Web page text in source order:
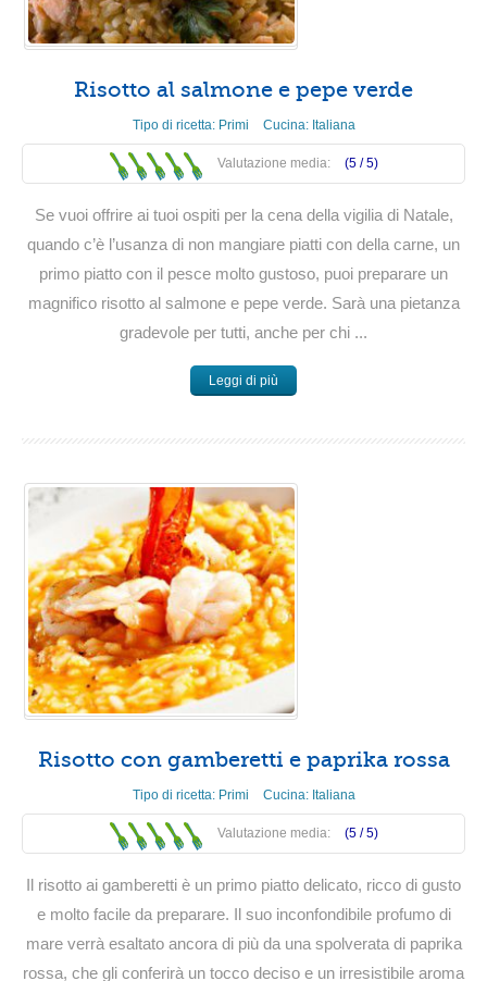
Risotto al salmone e pepe verde
Tipo di ricetta: Primi Cucina: Italiana
Valutazione media: (5 /5)
Se vuoi offrire ai tuoi ospiti per la cena della vigilia di Natale,
quando c’è l’usanza di non mangiare piatti con della carne, un
primo piatto con il pesce molto gustoso, puoi preparare un
magnifico risotto al salmone e pepe verde. Sarà una pietanza
gradevole per tutti, anche per chi ...
Leggi di più
Risotto con gamberetti e paprika rossa
Tipo di ricetta: Primi Cucina: Italiana
Valutazione media: (5 /5)
Il risotto ai gamberetti è un primo piatto delicato, ricco di gusto
e molto facile da preparare. Il suo inconfondibile profumo di
mare verrà esaltato ancora di più da una spolverata di paprika
rossa, che gli conferirà un tocco deciso e un irresistibile aroma